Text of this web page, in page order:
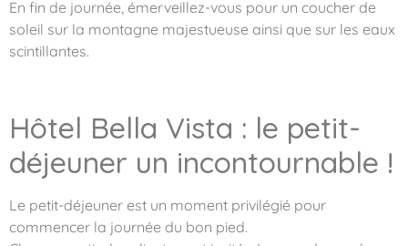
En fin de journée, émerveillez-vous pour un coucher de
soleil sur la montagne majestueuse ainsi que sur les eaux
scintillantes.
Hôtel Bella Vista : le petit-
déjeuner un incontournable !
Le petit-déjeuner est un moment privilégié pour
commencer la journée du bon pied.